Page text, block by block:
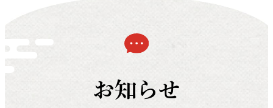
お知らせ